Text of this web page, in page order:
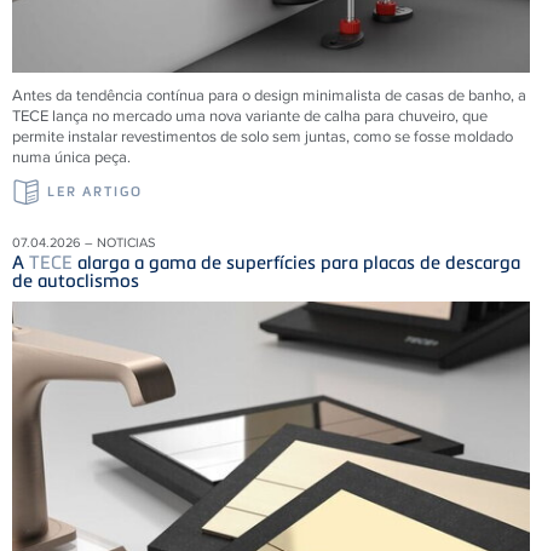
Antes da tendência contínua para o design minimalista de casas de banho, a
TECE lança no mercado uma nova variante de calha para chuveiro, que
permite instalar revestimentos de solo sem juntas, como se fosse moldado
numa única peça.
LER ARTIGO
07.04.2026 – NOTICIAS
A TECE alarga a gama de superfícies para placas de descarga
de autoclismos